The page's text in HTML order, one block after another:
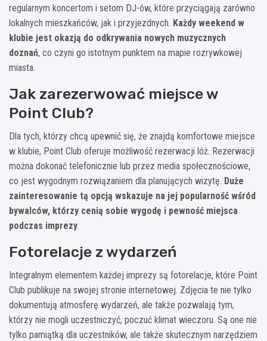
regularnym koncertom i setom DJ-ów, które przyciągają zarówno
lokalnych mieszkańców, jak i przyjezdnych. Każdy weekend w
klubie jest okazją do odkrywania nowych muzycznych
doznań, co czyni go istotnym punktem na mapie rozrywkowej
miasta.
Jak zarezerwować miejsce w
Point Club?
Dla tych, którzy chcą upewnić się, że znajdą komfortowe miejsce
w klubie, Point Club oferuje możliwość rezerwacji lóż. Rezerwacji
można dokonać telefonicznie lub przez media społecznościowe,
co jest wygodnym rozwiązaniem dla planujących wizytę. Duże
zainteresowanie tą opcją wskazuje na jej popularność wśród
bywalców, którzy cenią sobie wygodę i pewność miejsca
podczas imprezy.
Fotorelacje z wydarzeń
Integralnym elementem każdej imprezy są fotorelacje, które Point
Club publikuje na swojej stronie internetowej. Zdjęcia te nie tylko
dokumentują atmosferę wydarzeń, ale także pozwalają tym,
którzy nie mogli uczestniczyć, poczuć klimat wieczoru. Są one nie
tylko pamiątką dla uczestników, ale także skutecznym narzędziem